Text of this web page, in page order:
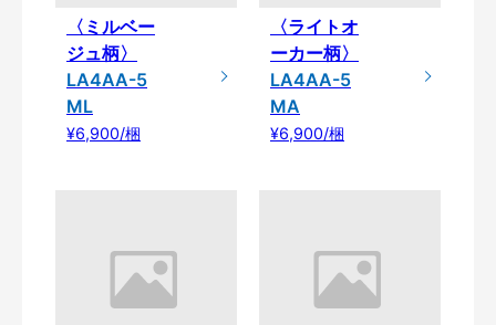
〈ミルベー
ジュ柄〉
LA4AA-5
ML
¥6,900/梱
〈ライトオ
ーカー柄〉
LA4AA-5
MA
¥6,900/梱